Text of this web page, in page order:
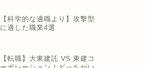
【科学的な適職より】攻撃型
に適した職業4選
【転職】大東建託 VS 東建コ